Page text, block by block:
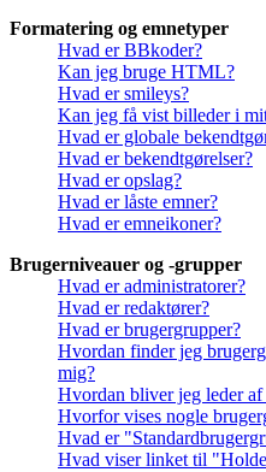
Formatering og emnetyper
Hvad er BBkoder?
Kan jeg bruge HTML?
Hvad er smileys?
Kan jeg få vist billeder i
Hvad er globale
Hvad er bekendtgørelser?
Hvad er opslag?
Hvad er låste emner?
Hvad er emneikoner?
Brugerniveauer og -grupper
Hvad er administratorer?
Hvad er redaktører?
Hvad er brugergrupper?
Hvordan finder jeg
mig?
Hvordan bliver jeg leder af
Hvorfor vises nogle
Hvad er
Hvad viser linket til